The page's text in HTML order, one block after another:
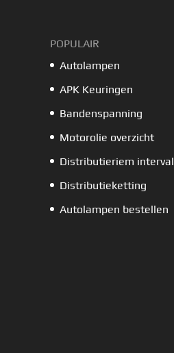
POPULAIR
Autolampen
APK Keuringen
Bandenspanning
Motorolie overzicht
Distributieriem interval
Distributieketting
Autolampen bestellen